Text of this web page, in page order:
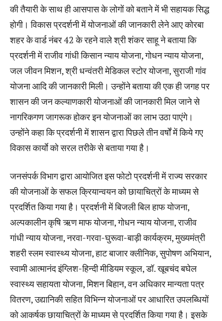
की तैयारी के साथ ही आसपास के लोगों को बताने में भी सहायक सिद्ध
होगी। विकास प्रदर्शनी में योजनाओं की जानकारी लेने आए कोरबा
शहर के वार्ड नंबर 42 के रहने वाले श्री शंकर साहू ने बताया कि
प्रदर्शनी में राजीव गांधी किसान न्याय योजना, गोधन न्याय योजना,
जल जीवन मिशन, श्री धन्वंतरी मेडिकल स्टोर योजना, सुराजी गांव
योजना आदि की जानकारी मिली। उन्होंने बताया की एक ही जगह पर
शासन की जन कल्याणकारी योजनाओं की जानकारी मिल जाने से
नागरिकगण जागरूक होकर इन योजनाओं का लाभ उठा पाएंगे।
उन्होंने कहा कि प्रदर्शनी में शासन द्वारा पिछले तीन वर्षों में किये गए
विकास कार्याे को सरल तरीके से बताया गया है।
जनसंपर्क विभाग द्वारा आयोजित इस फोटो प्रदर्शनी में राज्य सरकार
की योजनाओं के सफल क्रियान्वयन को छायाचित्रों के माध्यम से
प्रदर्शित किया गया है। प्रदर्शनी में बिजली बिल हाफ योजना,
अल्पकालीन कृषि ऋण माफ योजना, गोधन न्याय योजना, राजीव
गांधी न्याय योजना, नरवा-गरवा-घुरूवा-बाड़ी कार्यक्रम, मुख्यमंत्री
शहरी स्लम स्वास्थ्य योजना, हाट बाजार क्लीनिक, सुपोषण अभियान,
स्वामी आत्मानंद इंग्लिश-हिन्दी मीडियम स्कूल, डॉ. खूबचंद बघेल
स्वास्थ्य सहायता योजना, मिशन बिहान, वन अधिकार मान्यता पत्र
वितरण, उद्यानिकी सहित विभिन्न योजनाओं पर आधारित उपलब्धियों
को आकर्षक छायाचित्रों के माध्यम से प्रदर्शित किया गया है। इसके